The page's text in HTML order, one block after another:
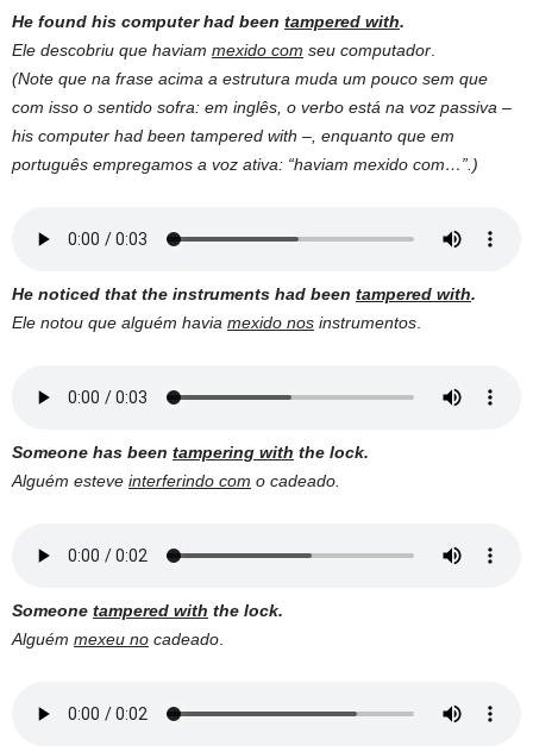
He found his computer had been tampered with.
Ele descobriu que haviam mexido com seu computador
(Note que na frase acima a estrutura muda um pouco sem que
com isso o sentido sofra: em inglês, o verbo está na voz passiva –
his computer had been tampered with –, enquanto que em
português empregamos a voz ativa: “haviam mexido com…”.)
He noticed that the instruments had been tampered with.
Ele notou que alguém havia mexido nos instrumentos
Someone has been tampering with the lock.
Alguém esteve interferindo com o cadeado.
Someone tampered with the lock.
Alguém mexeu no cadeado